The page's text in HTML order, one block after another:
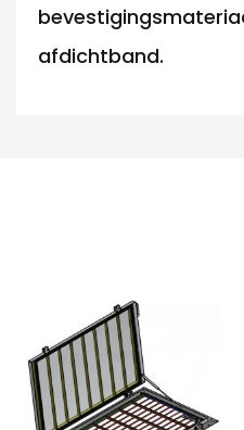
afdichtband.